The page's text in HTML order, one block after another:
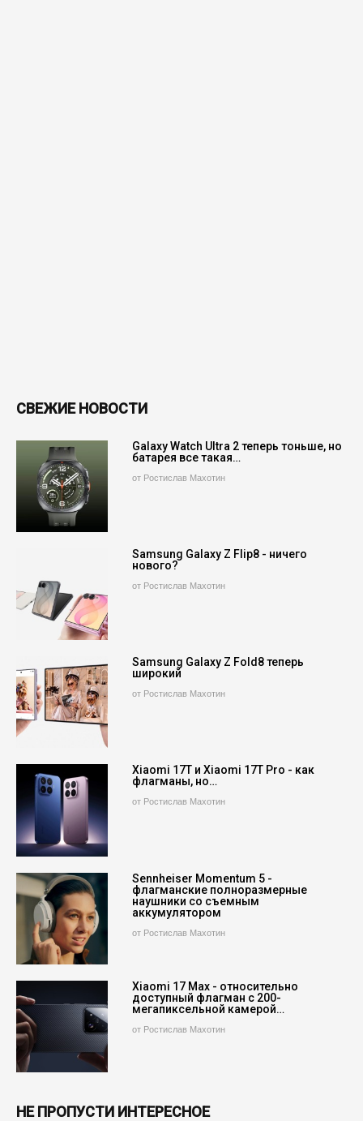
СВЕЖИЕ НОВОСТИ
Galaxy Watch Ultra 2 теперь тоньше, но
батарея все такая…
от Ростислав Махотин
Samsung Galaxy Z Flip8 - ничего
нового?
от Ростислав Махотин
Samsung Galaxy Z Fold8 теперь
широкий
от Ростислав Махотин
Xiaomi 17T и Xiaomi 17T Pro - как
флагманы, но…
от Ростислав Махотин
Sennheiser Momentum 5 -
флагманские полноразмерные
наушники со съемным
аккумулятором
от Ростислав Махотин
Xiaomi 17 Max - относительно
доступный флагман с 200-
мегапиксельной камерой…
от Ростислав Махотин
НЕ ПРОПУСТИ ИНТЕРЕСНОЕ